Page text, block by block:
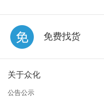
免费找货
关于众化
公告公示